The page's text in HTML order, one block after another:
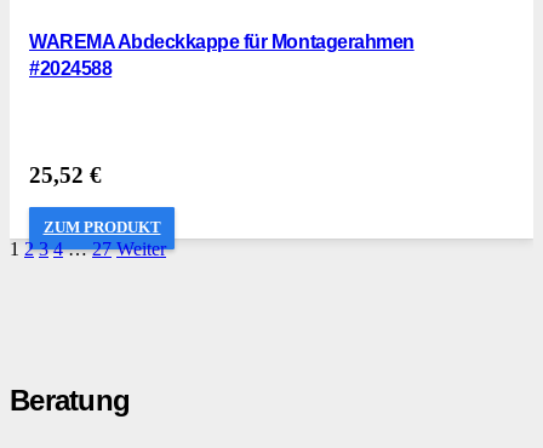
WAREMA Abdeckkappe für Montagerahmen
#2024588
25,52 €
ZUM PRODUKT
1 2 3 4 … 27 Weiter
Beratung